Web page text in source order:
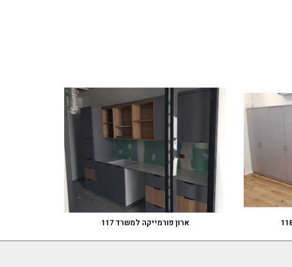
ארון פורמייקה למשרד 117